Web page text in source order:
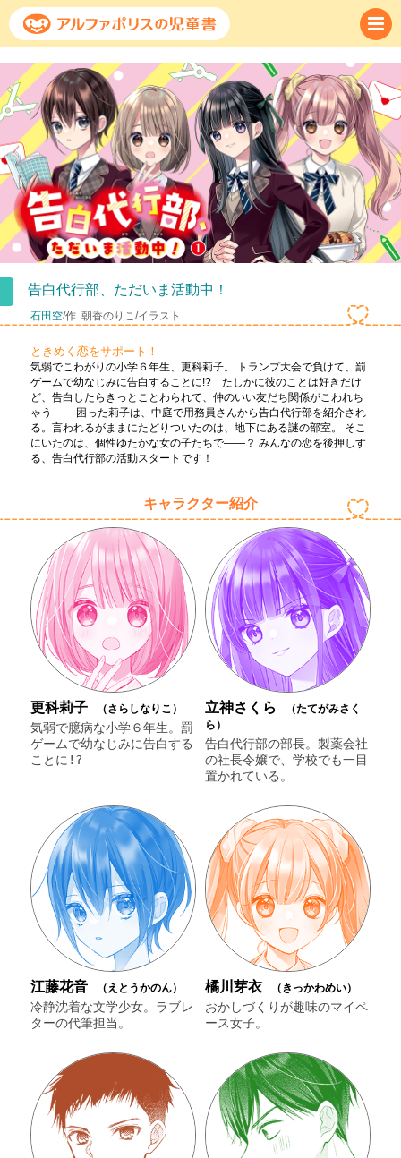
告白代行部、ただいま活動中！
石田空/作 朝香のりこ/イラスト
ときめく恋をサポート！
気弱でこわがりの小学６年生、更科莉子。 トランプ大会で負けて、罰
ゲームで幼なじみに告白することに!? たしかに彼のことは好きだけ
ど、告白したらきっとことわられて、仲のいい友だち関係がこわれち
ゃう―― 困った莉子は、中庭で用務員さんから告白代行部を紹介され
る。言われるがままにたどりついたのは、地下にある謎の部室。 そこ
にいたのは、個性ゆたかな女の子たちで――？ みんなの恋を後押しす
る、告白代行部の活動スタートです！
キャラクター紹介
更科莉子 （さらしなりこ）
気弱で臆病な小学６年生。罰
ゲームで幼なじみに告白する
ことに!?
立神さくら
（たてがみさく
ら）
告白代行部の部長。製薬会社
の社長令嬢で、学校でも一目
置かれている。
江藤花音 （えとうかのん）
冷静沈着な文学少女。ラブレ
ターの代筆担当。
橘川芽衣 （きっかわめい）
おかしづくりが趣味のマイペ
ース女子。